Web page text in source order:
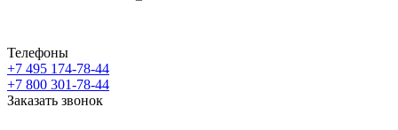
Телефоны
+7 495 174-78-44
+7 800 301-78-44
Заказать звонок